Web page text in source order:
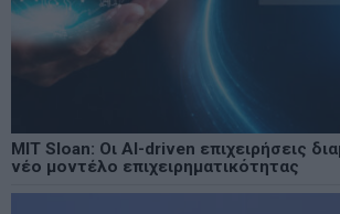
MIT Sloan: Οι AI-driven επιχειρήσεις
νέο μοντέλο επιχειρηματικότητας